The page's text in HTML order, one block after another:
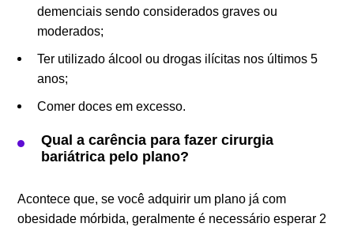
demenciais sendo considerados graves ou
moderados;
Ter utilizado álcool ou drogas ilícitas nos últimos 5
anos;
Comer doces em excesso.
Qual a carência para fazer cirurgia
bariátrica pelo plano?
Acontece que, se você adquirir um plano já com
obesidade mórbida, geralmente é necessário esperar 2